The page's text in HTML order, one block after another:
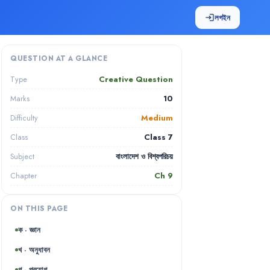
loginলগইন
QUESTION AT A GLANCE
Type Creative Question
Marks 10
Difficulty Medium
Class Class 7
Subject বাংলাদেশ ও বিশ্বপরিচয়
Chapter Ch 9
ON THIS PAGE
ক · জ্ঞান
খ · অনুধাবন